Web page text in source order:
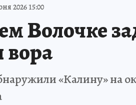
НА СЕБЕ
2026 15:00
Волочке
«Калину» на